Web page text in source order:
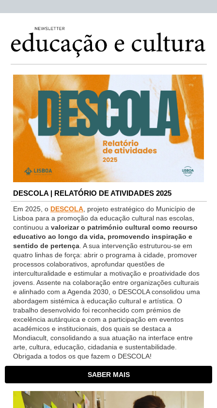
DESCOLA | RELATÓRIO DE ATIVIDADES 2025
Em 2025, o DESCOLA , projeto estratégico do Município de
Lisboa para a promoção da educação cultural nas escolas,
continuou a valorizar o património cultural como recurso
educativo ao longo da vida, promovendo inspiração e
sentido de pertença . A sua intervenção estruturou-se em
quatro linhas de força: abrir o programa à cidade, promover
processos colaborativos, aprofundar questões de
interculturalidade e estimular a motivação e proatividade dos
jovens. Assente na colaboração entre organizações culturais
e alinhado com a Agenda 2030, o DESCOLA consolidou uma
abordagem sistémica à educação cultural e artística. O
trabalho desenvolvido foi reconhecido com prémios de
excelência autárquica e com a participação em eventos
académicos e institucionais, dos quais se destaca a
Mondiacult, consolidando a sua atuação na interface entre
arte, cultura, educação, cidadania e sustentabilidade.
Obrigada a todos os que fazem o DESCOLA!
SABER MAIS